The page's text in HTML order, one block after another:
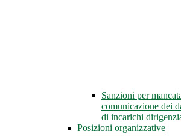
Sanzioni per
comunicazione dei
di incarichi
Posizioni organizzative